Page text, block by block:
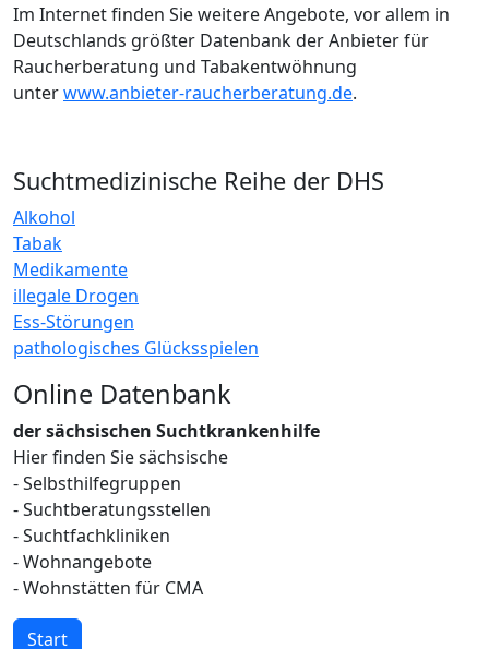
Im Internet finden Sie weitere Angebote, vor allem in
Deutschlands größter Datenbank der Anbieter für
Raucherberatung und Tabakentwöhnung
unterwww.anbieter-raucherberatung.de.
Suchtmedizinische Reihe der DHS
Alkohol
Tabak
Medikamente
illegale Drogen
Ess-Störungen
pathologisches Glücksspielen
Online Datenbank
der sächsischen Suchtkrankenhilfe
Hier finden Sie sächsische
- Selbsthilfegruppen
- Suchtberatungsstellen
- Suchtfachkliniken
- Wohnangebote
- Wohnstätten für CMA
Start